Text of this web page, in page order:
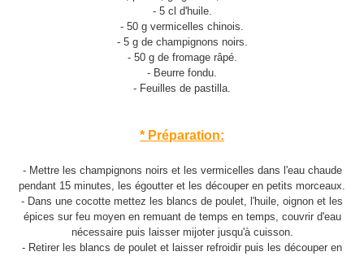
- 5 cl d'huile.
- 50 g vermicelles chinois.
- 5 g de champignons noirs.
- 50 g de fromage râpé.
- Beurre fondu.
- Feuilles de pastilla.
* Préparation:
- Mettre les champignons noirs et les vermicelles dans l'eau chaude
pendant 15 minutes, les égoutter et les découper en petits morceaux.
- Dans une cocotte mettez les blancs de poulet, l'huile, oignon et les
épices sur feu moyen en remuant de temps en temps, couvrir d'eau
nécessaire puis laisser mijoter jusqu'à cuisson.
- Retirer les blancs de poulet et laisser refroidir puis les découper en